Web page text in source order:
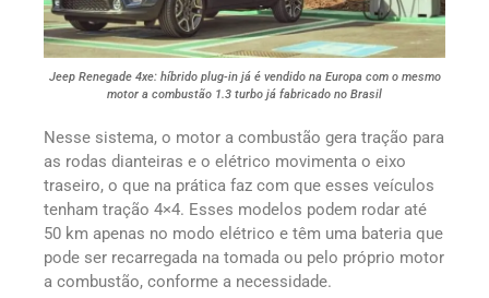
Jeep Renegade 4xe: híbrido plug-in já é vendido na Europa com o mesmo
motor a combustão 1.3 turbo já fabricado no Brasil
Nesse sistema, o motor a combustão gera tração para
as rodas dianteiras e o elétrico movimenta o eixo
traseiro, o que na prática faz com que esses veículos
tenham tração 4×4. Esses modelos podem rodar até
50 km apenas no modo elétrico e têm uma bateria que
pode ser recarregada na tomada ou pelo próprio motor
a combustão, conforme a necessidade.